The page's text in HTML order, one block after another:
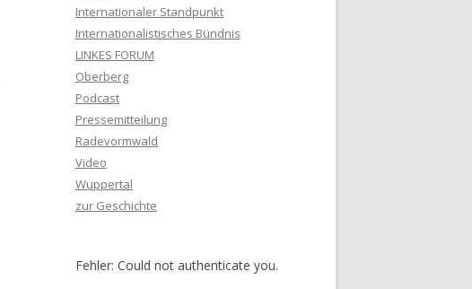
Internationaler Standpunkt
Internationalistisches Bündnis
LINKES FORUM
Oberberg
Podcast
Pressemitteilung
Radevormwald
Video
Wuppertal
zur Geschichte
Fehler: Could not authenticate you.